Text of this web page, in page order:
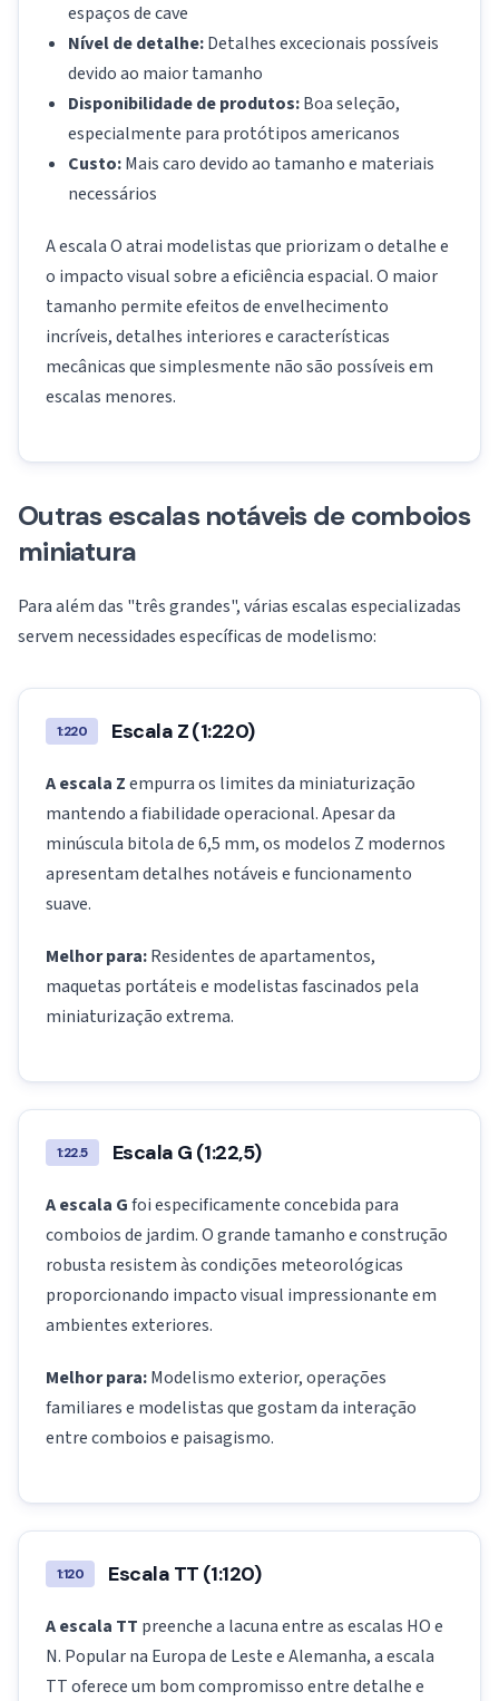
espaços de cave
Nível de detalhe:Detalhes excecionais possíveis
devido ao maior tamanho
Disponibilidade de produtos:Boa seleção,
especialmente para protótipos americanos
Custo:Mais caro devido ao tamanho e materiais
necessários
A escala O atrai modelistas que priorizam o detalhe e
o impacto visual sobre a eficiência espacial. O maior
tamanho permite efeitos de envelhecimento
incríveis, detalhes interiores e características
mecânicas que simplesmente não são possíveis em
escalas menores.
Outras escalas notáveis de comboios
miniatura
Para além das "três grandes", várias escalas especializadas
servem necessidades específicas de modelismo:
1:220 Escala Z (1:220)
A escala Zempurra os limites da miniaturização
mantendo a fiabilidade operacional. Apesar da
minúscula bitola de 6,5 mm, os modelos Z modernos
apresentam detalhes notáveis e funcionamento
suave.
Melhor para:Residentes de apartamentos,
maquetas portáteis e modelistas fascinados pela
miniaturização extrema.
1:22.5 Escala G (1:22,5)
A escala Gfoi especificamente concebida para
comboios de jardim. O grande tamanho e construção
robusta resistem às condições meteorológicas
proporcionando impacto visual impressionante em
ambientes exteriores.
Melhor para:Modelismo exterior, operações
familiares e modelistas que gostam da interação
entre comboios e paisagismo.
1:120 Escala TT (1:120)
A escala TT preenche a lacuna entre as escalas HO e
N. Popular na Europa de Leste e Alemanha, a escala
TT oferece um bom compromisso entre detalhe e